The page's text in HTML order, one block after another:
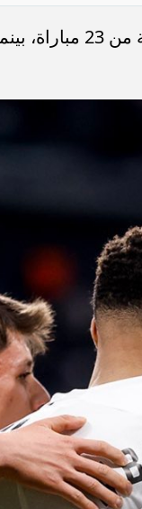
يحتل ريال مدريد المركز الثاني في جدول